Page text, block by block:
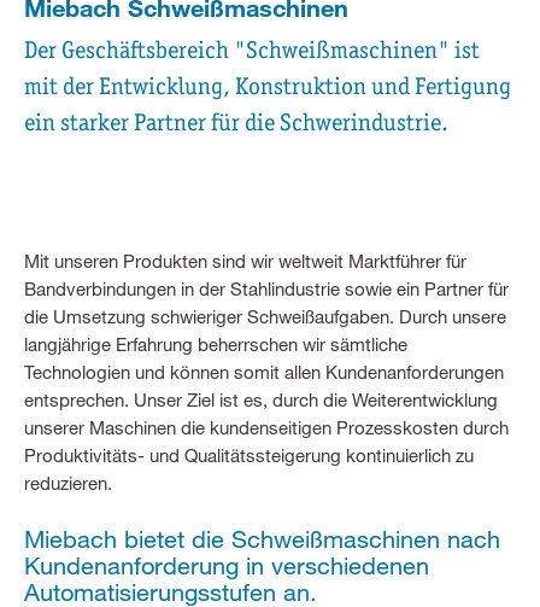
Miebach Schweißmaschinen
Der Geschäftsbereich "Schweißmaschinen" ist
mit der Entwicklung, Konstruktion und Fertigung
ein starker Partner für die Schwerindustrie.
Mit unseren Produkten sind wir weltweit Marktführer für
Bandverbindungen in der Stahlindustrie sowie ein Partner für
die Umsetzung schwieriger Schweißaufgaben. Durch unsere
langjährige Erfahrung beherrschen wir sämtliche
Technologien und können somit allen Kundenanforderungen
entsprechen. Unser Ziel ist es, durch die Weiterentwicklung
unserer Maschinen die kundenseitigen Prozesskosten durch
Produktivitäts- und Qualitätssteigerung kontinuierlich zu
reduzieren.
Miebach bietet die Schweißmaschinen nach
Kundenanforderung in verschiedenen
Automatisierungsstufen an.